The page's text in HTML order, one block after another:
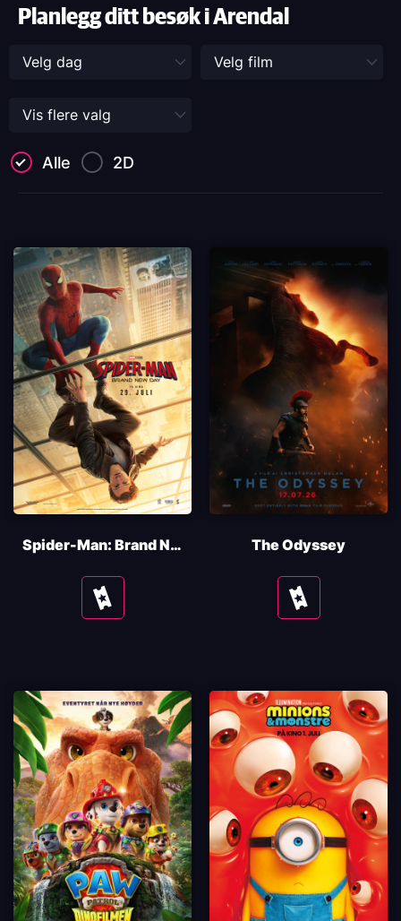
Planlegg ditt besøk i Arendal
Alle 2D
Spider-Man: Brand New Day
Se
tider
The Odyssey
Se
tider